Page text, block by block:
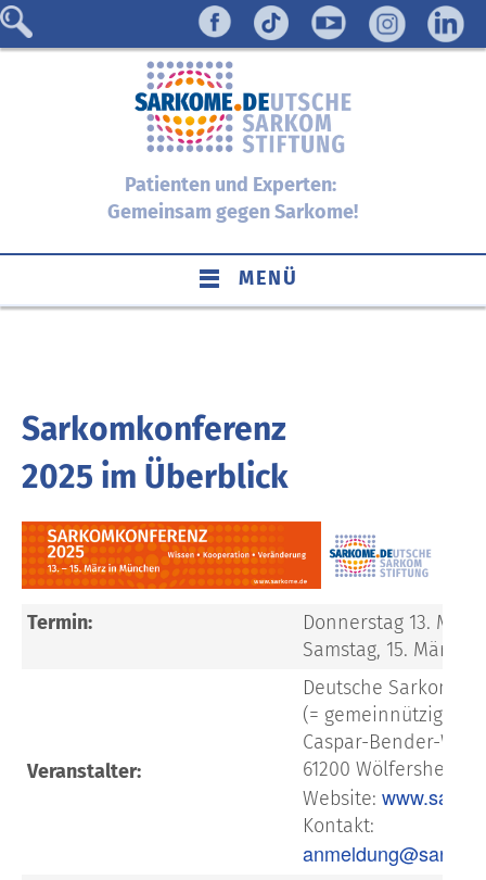
Patienten und Experten:
Gemeinsam gegen Sarkome!
MENÜ
Sarkomkonferenz
2025 im Überblick
Termin:
Donnerstag 13. März
Samstag, 15. März
Veranstalter:
Deutsche Sarkom-
(= gemeinnützige
Caspar-Bender-Weg
61200 Wölfersheim
Website:
Kontakt: